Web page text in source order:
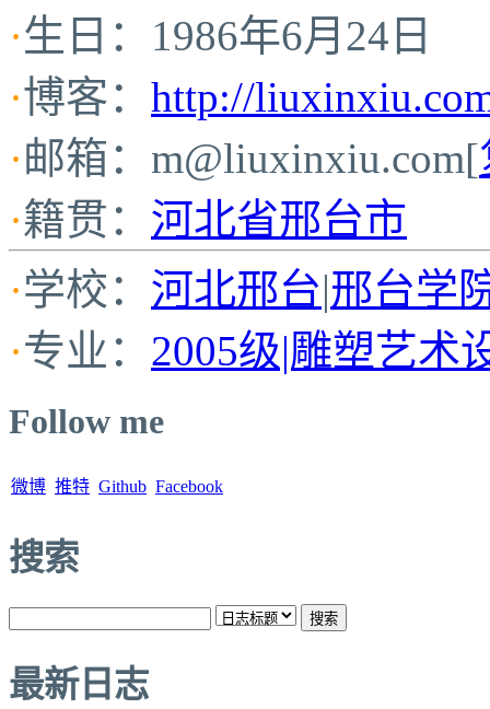
·生日：1986年6月24日
·博客： http://
·邮箱： m@liuxinxiu.com[
·籍贯： 河北省邢台市
·学校： 河北邢台|邢台学
·专业： 2005级|雕塑艺术
Follow me
微博 推特 Github Facebook
搜索
最新日志